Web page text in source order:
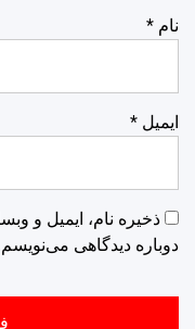
نام *
ایمیل *
ذخیره نام، ایمیل و
دوباره دیدگاهی